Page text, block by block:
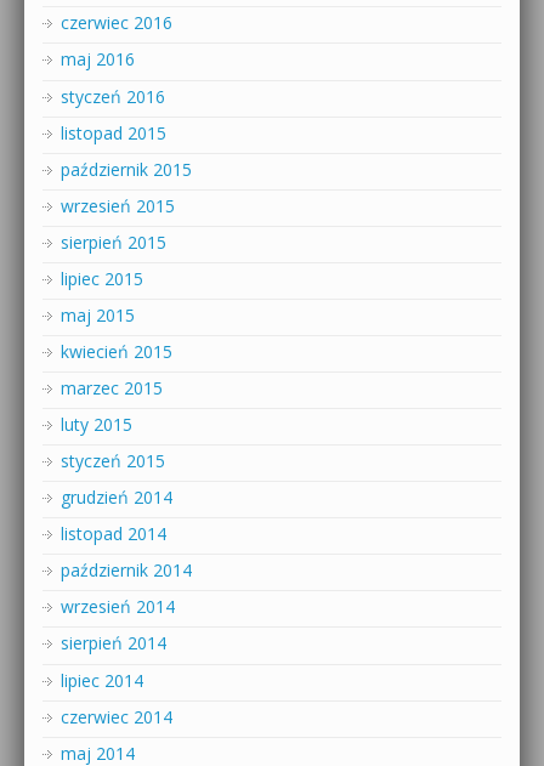
czerwiec 2016
maj 2016
styczeń 2016
listopad 2015
październik 2015
wrzesień 2015
sierpień 2015
lipiec 2015
maj 2015
kwiecień 2015
marzec 2015
luty 2015
styczeń 2015
grudzień 2014
listopad 2014
październik 2014
wrzesień 2014
sierpień 2014
lipiec 2014
czerwiec 2014
maj 2014